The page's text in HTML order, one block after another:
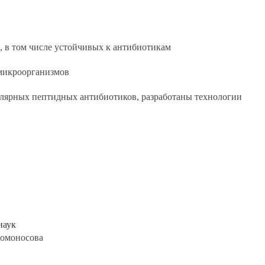
том числе устойчивых к антибиотикам
пептидных антибиотиков, разработаны технологии